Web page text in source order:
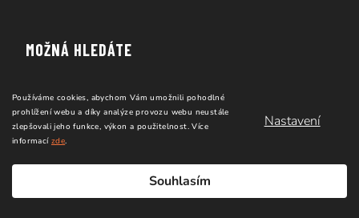
Používáme cookies, abychom Vám umožnili pohodlné
prohlížení webu a díky analýze provozu webu neustále
zlepšovali jeho funkce, výkon a použitelnost.Více
informacízde.
Nastavení
Souhlasím
MOŽNÁ HLEDÁTE
Tipy, triky a videonávody
Prodávané značky
Kurzy
Slovník pojmů